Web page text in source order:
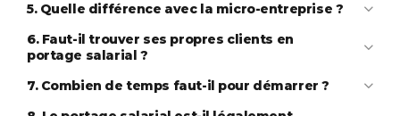
salarial
5. Quelle différence avec la micro-entreprise ?
6. Faut-il trouver ses propres clients en
portage salarial ?
Portad
7. Combien de temps faut-il pour démarrer ?